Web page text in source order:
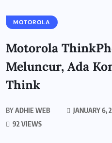
MOTOROLA
Motorola
Meluncur, Ada
Think
BYADHIE WEB JANUARY 6,
92 VIEWS